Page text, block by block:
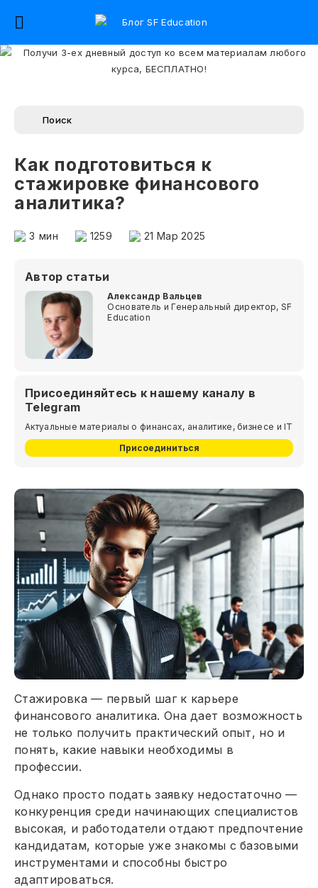
Как подготовиться к
стажировке финансового
аналитика?
3 мин 1259 21 Мар 2025
Автор статьи
Александр Вальцев
Основатель и Генеральный директор, SF
Education
Присоединяйтесь к нашему каналу в
Telegram
Актуальные материалы о финансах, аналитике, бизнесе и IT
Присоединиться
Стажировка — первый шаг к карьере
финансового аналитика. Она дает возможность
не только получить практический опыт, но и
понять, какие навыки необходимы в
профессии.
Однако просто подать заявку недостаточно —
конкуренция среди начинающих специалистов
высокая, и работодатели отдают предпочтение
кандидатам, которые уже знакомы с базовыми
инструментами и способны быстро
адаптироваться.